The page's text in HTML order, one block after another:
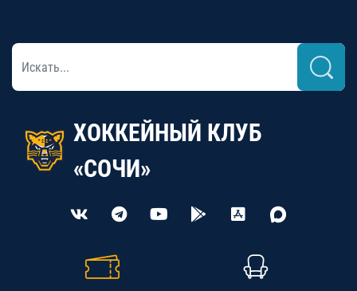
ХОККЕЙНЫЙ КЛУБ
«СОЧИ»